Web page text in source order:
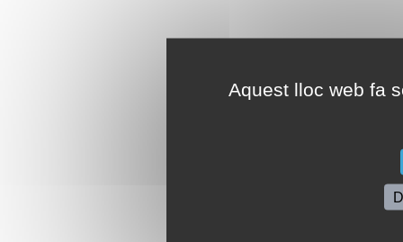
Aquest lloc web fa